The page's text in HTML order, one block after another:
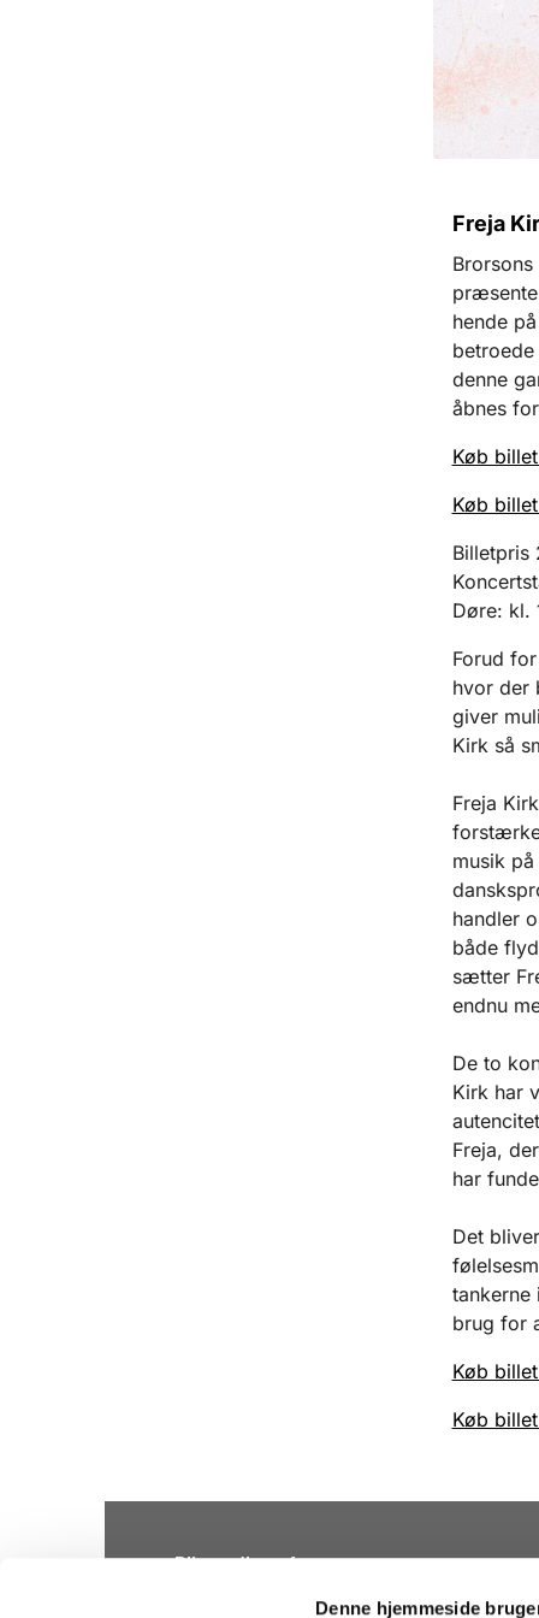
Denne hjemmeside
Freja
hende
denne
åbnes
Køb
Køb
Billetpris
Døre: kl.
Forud
hvor der
giver
Kirk så
Freja
musik
handler
både
sætter
endnu
De to
Kirk har
Freja,
har
Det
brug for
Køb
Køb
Bliv medlem af